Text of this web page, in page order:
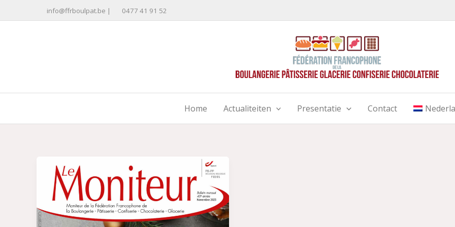
info@ffrboulpat.be | 0477 41 91 52
Home Actualiteiten Presentatie Contact